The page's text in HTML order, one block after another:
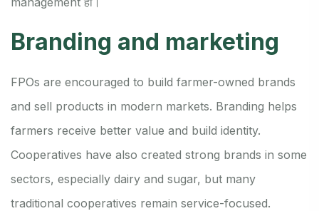
Branding and marketing
FPOs are encouraged to build farmer-owned brands
and sell products in modern markets. Branding helps
farmers receive better value and build identity.
Cooperatives have also created strong brands in some
sectors, especially dairy and sugar, but many
traditional cooperatives remain service-focused.